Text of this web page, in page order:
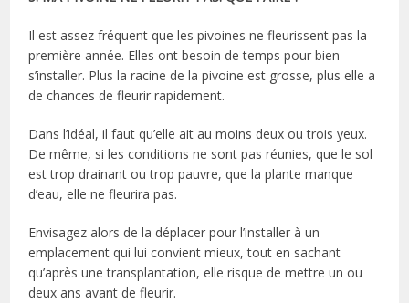
Il est assez fréquent que les pivoines ne fleurissent pas la
première année. Elles ont besoin de temps pour bien
s’installer. Plus la racine de la pivoine est grosse, plus elle a
de chances de fleurir rapidement.
Dans l’idéal, il faut qu’elle ait au moins deux ou trois yeux.
De même, si les conditions ne sont pas réunies, que le sol
est trop drainant ou trop pauvre, que la plante manque
d’eau, elle ne fleurira pas.
Envisagez alors de la déplacer pour l’installer à un
emplacement qui lui convient mieux, tout en sachant
qu’après une transplantation, elle risque de mettre un ou
deux ans avant de fleurir.